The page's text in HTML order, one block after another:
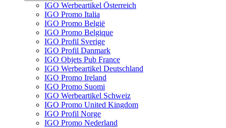
IGO Werbeartikel Österreich
IGO Promo Italia
IGO Promo België
IGO Promo Belgique
IGO Profil Sverige
IGO Profil Danmark
IGO Objets Pub France
IGO Werbeartikel Deutschland
IGO Promo Ireland
IGO Promo Suomi
IGO Werbeartikel Schweiz
IGO Promo United Kingdom
IGO Profil Norge
IGO Promo Nederland